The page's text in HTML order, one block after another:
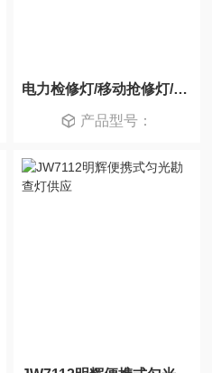
电力检修灯/移动抢修灯/LED27W工作灯FW6105
产品型号：